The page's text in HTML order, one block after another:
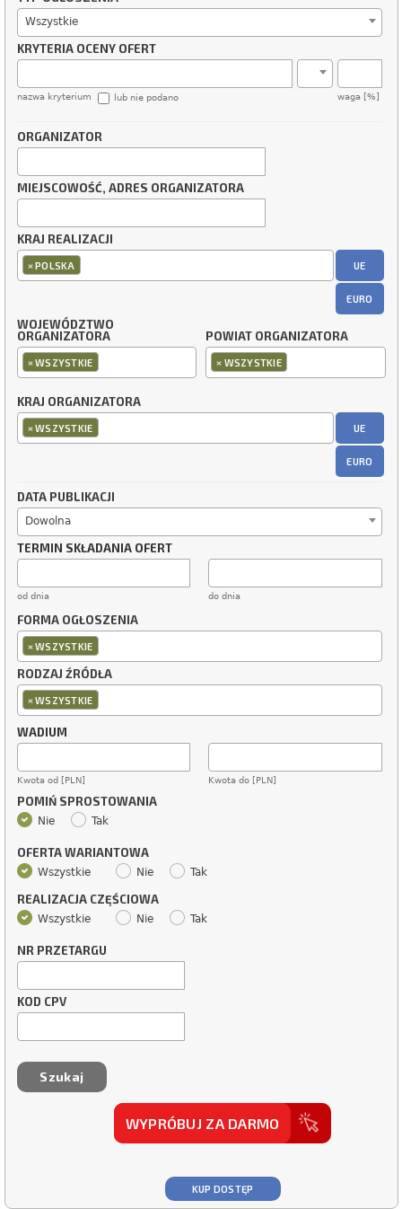
Wszystkie
KRYTERIA OCENY OFERT
nazwa kryterium waga [%]
lub nie podano
ORGANIZATOR
MIEJSCOWOŚĆ, ADRES ORGANIZATORA
KRAJ REALIZACJI
×POLSKA UE
EURO
WOJEWÓDZTWO
ORGANIZATORA
×WSZYSTKIE
POWIAT ORGANIZATORA
× WSZYSTKIE
KRAJ ORGANIZATORA
×WSZYSTKIE UE
EURO
DATA PUBLIKACJI
Dowolna
TERMIN SKŁADANIA OFERT
od dnia do dnia
FORMA OGŁOSZENIA
×WSZYSTKIE
RODZAJ ŹRÓDŁA
×WSZYSTKIE
WADIUM
Kwota od [PLN] Kwota do [PLN]
POMIŃ SPROSTOWANIA
Nie Tak
OFERTA WARIANTOWA
Wszystkie Nie Tak
REALIZACJA CZĘŚCIOWA
Wszystkie Nie Tak
NR PRZETARGU
KOD CPV
WYPRÓBUJ ZA DARMO
KUP DOSTĘP